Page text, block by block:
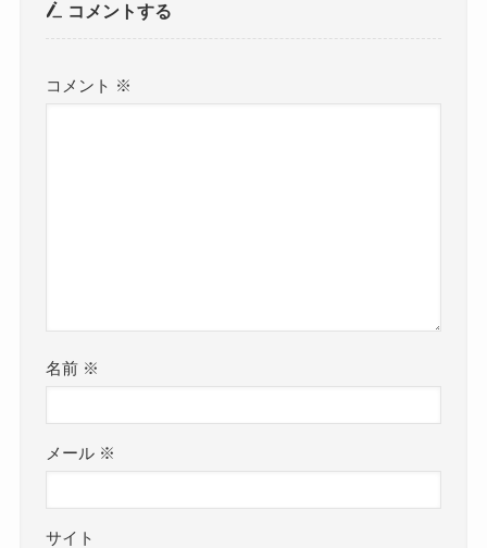
コメントする
コメント ※
名前 ※
メール ※
サイト